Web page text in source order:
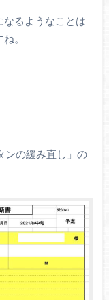
るようなことは
。
ンの緩み直し」の